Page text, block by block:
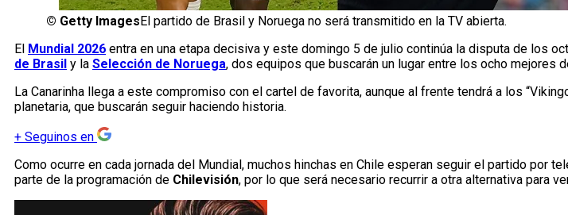
© Getty Images El partido de Brasil y Noruega no será transmitido en la TV abierta.
El Mundial 2026 entra en una etapa decisiva y este domingo 5 de julio continúa la disputa de los
de Brasil y la Selección de Noruega, dos equipos que buscarán un lugar entre los ocho mejores
La Canarinha llega a este compromiso con el cartel de favorita, aunque al frente tendrá a los
planetaria, que buscarán seguir haciendo historia.
+ Seguinos en
Como ocurre en cada jornada del Mundial, muchos hinchas en Chile esperan seguir el partido por
parte de la programación de Chilevisión, por lo que será necesario recurrir a otra alternativa para